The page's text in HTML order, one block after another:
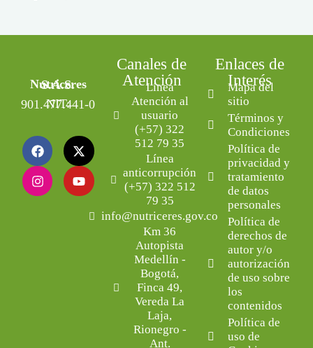
Nutriceres S.A.S.
NIT: 901.477.441-0
Canales de
Atención
Línea
Atención al
usuario
(+57) 322
512 79 35
Línea
anticorrupción
(+57) 322 512
79 35
info@nutriceres.gov.co
Km 36
Autopista
Medellín -
Bogotá,
Finca 49,
Vereda La
Laja,
Rionegro -
Ant.
Enlaces de
Interés
Mapa del
sitio
Términos y
Condiciones
Política de
privacidad y
tratamiento
de datos
personales
Política de
derechos de
autor y/o
autorización
de uso sobre
los
contenidos
Política de
uso de